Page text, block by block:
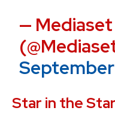
—
Star in the